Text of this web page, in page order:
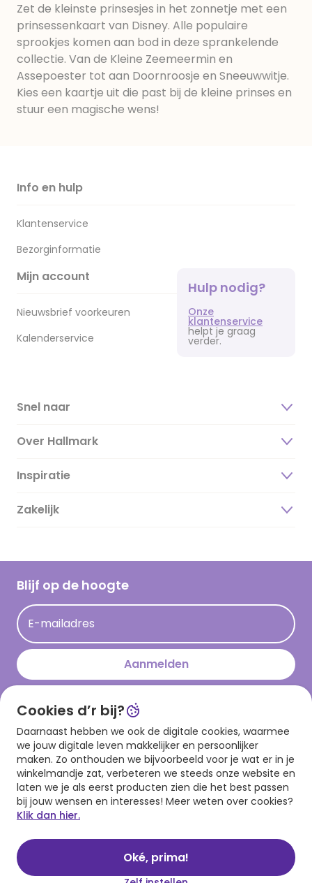
Zet de kleinste prinsesjes in het zonnetje met een
prinsessenkaart van Disney. Alle populaire
sprookjes komen aan bod in deze sprankelende
collectie. Van de Kleine Zeemeermin en
Assepoester tot aan Doornroosje en Sneeuwwitje.
Kies een kaartje uit die past bij de kleine prinses en
stuur een magische wens!
Info en hulp
Klantenservice
Bezorginformatie
Mijn account
Nieuwsbrief voorkeuren
Kalenderservice
Hulp nodig?
Onze
klantenservice
helpt je graag
verder.
Snel naar
Over Hallmark
Over ons
Duurzaamheid
Hallmark Kaartclub
Acties
Persberichten
Hallmark en Kinderpostzegels
Inspiratie
Magazine
Cadeau inspiratie
Kaartinspiratie
Zakelijk
Blijf op de hoogte
E-mailadres
Aanmelden
Download onze app
Cookies d’r bij?
Daarnaast hebben we ook de digitale cookies, waarmee
we jouw digitale leven makkelijker en persoonlijker
maken. Zo onthouden we bijvoorbeeld voor je wat er in je
winkelmandje zat, verbeteren we steeds onze website en
laten we je als eerst producten zien die het best passen
bij jouw wensen en interesses! Meer weten over cookies?
Klik dan hier.
Oké, prima!